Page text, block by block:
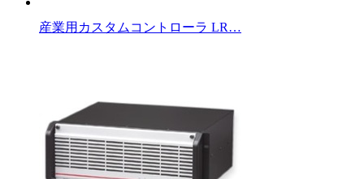
産業用カスタムコントローラ LR…